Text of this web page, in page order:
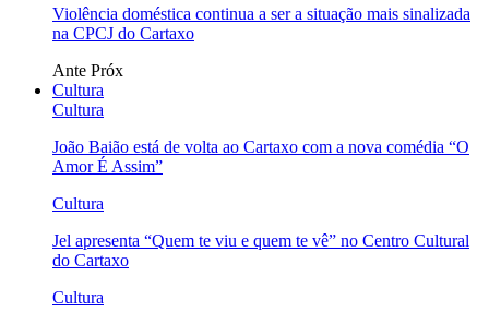
Violência doméstica continua a ser a situação mais sinalizada
na CPCJ do Cartaxo
Ante Próx
Cultura
Cultura
João Baião está de volta ao Cartaxo com a nova comédia “O
Amor É Assim”
Cultura
Jel apresenta “Quem te viu e quem te vê” no Centro Cultural
do Cartaxo
Cultura